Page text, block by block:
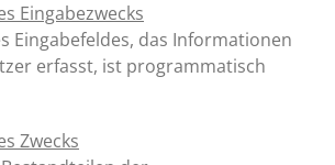
Eingabezwecks
Eingabefeldes, das Informationen
erfasst, ist programmatisch
Zwecks